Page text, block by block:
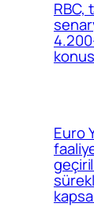
RBC,
Euro